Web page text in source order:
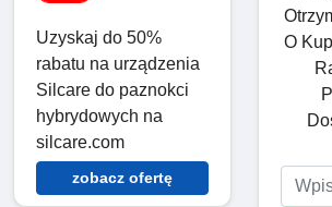
Uzyskaj do 50%
rabatu na urządzenia
Silcare do paznokci
hybrydowych na
silcare.com
zobacz ofertę
O